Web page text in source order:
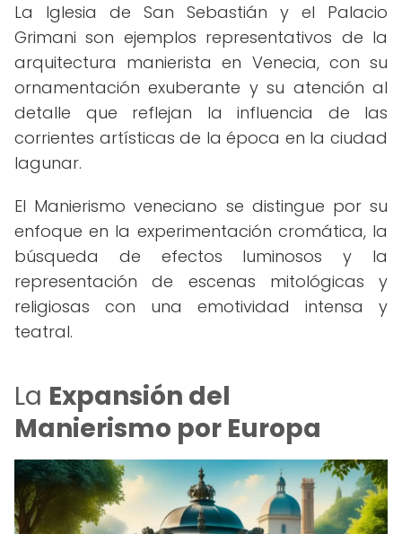
La Iglesia de San Sebastián y el Palacio
Grimani son ejemplos representativos de la
arquitectura manierista en Venecia, con su
ornamentación exuberante y su atención al
detalle que reflejan la influencia de las
corrientes artísticas de la época en la ciudad
lagunar.
El Manierismo veneciano se distingue por su
enfoque en la experimentación cromática, la
búsqueda de efectos luminosos y la
representación de escenas mitológicas y
religiosas con una emotividad intensa y
teatral.
La Expansión del
Manierismo por Europa